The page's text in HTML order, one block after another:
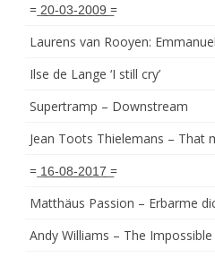
= ͟2͟0͟-͟0͟3͟-͟2͟0͟0͟9͟ =
Laurens van Rooyen: Emmanuel
Ilse de Lange ‘I still cry’
Supertramp – Downstream
Jean Toots Thielemans – That
= ͟1͟6͟-͟0͟8͟-͟2͟0͟1͟7͟ =
Matthäus Passion – Erbarme
Andy Williams – The